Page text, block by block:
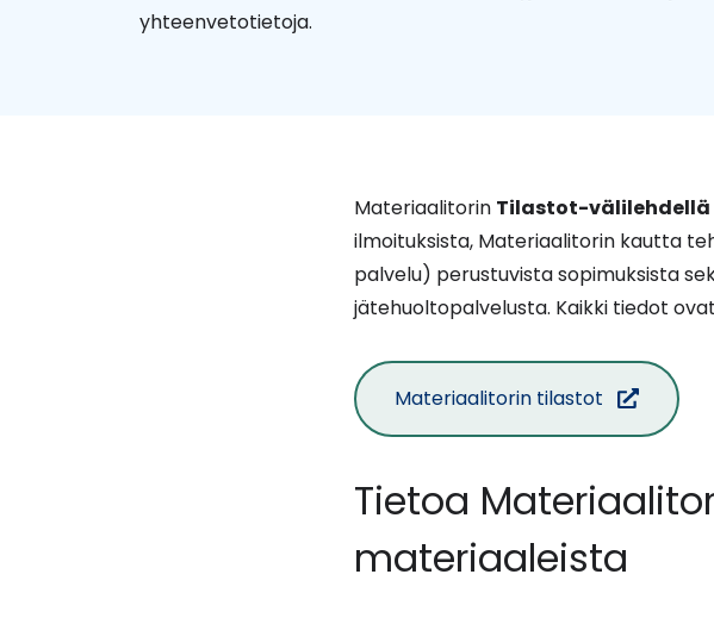
yhteenvetotietoja.
Materiaalitorin Tilastot-välilehdellä
ilmoituksista, Materiaalitorin kautta
palvelu) perustuvista sopimuksista
jätehuoltopalvelusta. Kaikki tiedot
Materiaalitorin tilastot (siirryt
toiseen
Tietoa
materiaaleista